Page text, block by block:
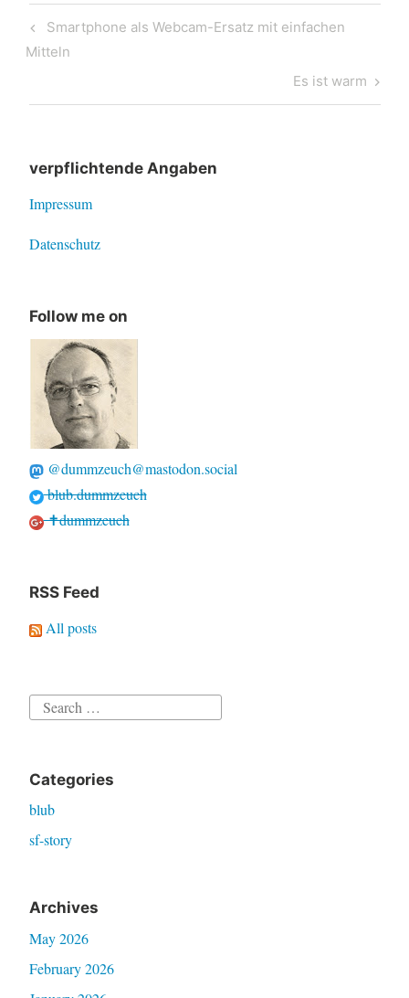
Post
navigation
Previous
Post
Smartphone als Webcam-Ersatz mit einfachen
Mitteln
Next
Post
Es ist warm
verpflichtende Angaben
Impressum
Datenschutz
Follow me on
@dummzeuch@mastodon.social
blub.dummzeuch
✝dummzeuch
RSS Feed
All posts
Search
Categories
blub
sf-story
Archives
May 2026
February 2026